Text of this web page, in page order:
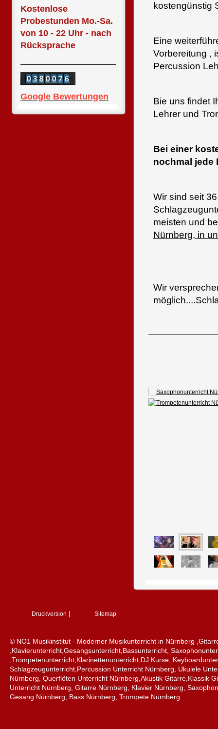
Kostenlose
Probestunden Mo.-Sa.
von 10 - 22 Uhr - nach
Rücksprache
Google Bewertungen
kostengünstig
Eine
Vorbereitung ,
Percussion
Bie uns findet
Lehrer und
Bei einer
nochmal jede
Wir sind seit
meisten und
Nürnberg, in
Wir
Druckversion | Sitemap
© NO1 Musikinstitut - Moderner Musikunterricht in Nürnberg
,Klavierunterricht,Gesangsunterricht,Bassunterricht,
,Trompetenunterricht,Klarinettenunterricht,DJ Kurse,
Schlagzeugunterricht,Percussion Unterricht Nürnberg, Ukulele
Nürnberg, Querflöten Unterricht Nürnberg,Akustik Gitarre,Klassik
Unterricht Nürnberg, Gitarre Nürnberg, Klavier Nürnberg,
Gesang Nürnberg, Bass Nürnberg, Trompete Nürnberg